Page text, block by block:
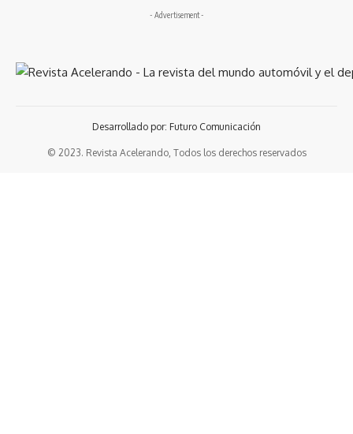
- Advertisement -
© 2023. Revista Acelerando, Todos los derechos reservados
Desarrollado por: Futuro Comunicación